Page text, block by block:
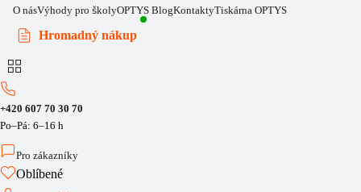
O násVýhody pro školyOPTYS BlogKontaktyTiskárna OPTYS
Hromadný nákup
+420 607 70 30 70
Po–Pá: 6–16 h
Pro zákazníky
Oblíbené